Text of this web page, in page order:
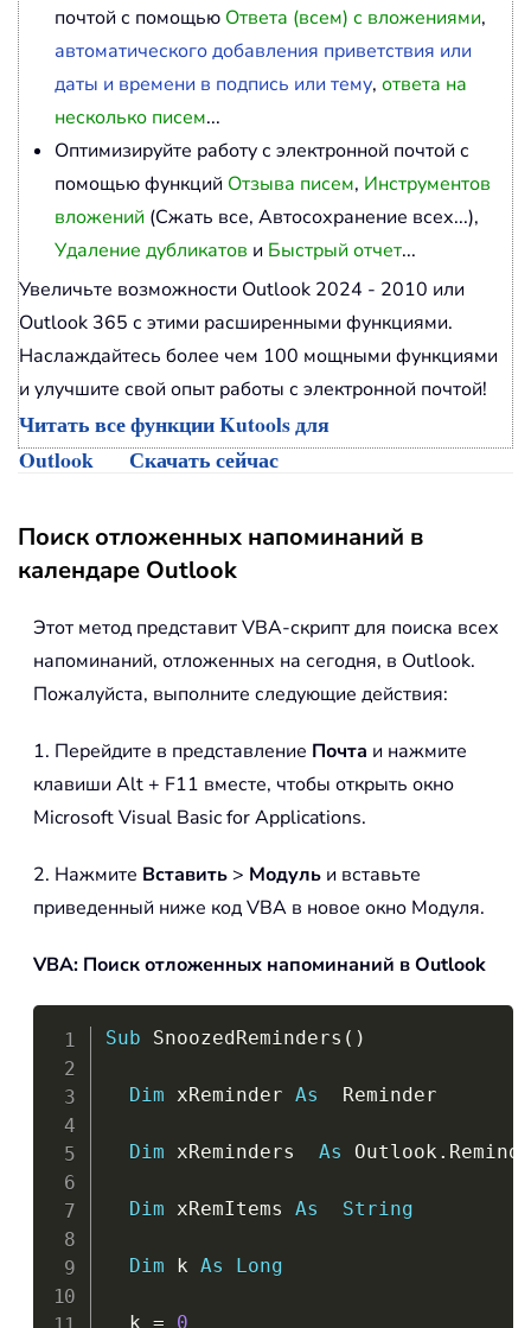
почтой с помощью Ответа (всем) с вложениями,
автоматического добавления приветствия или
даты и времени в подпись или тему, ответа на
несколько писем...
Оптимизируйте работу с электронной почтой с
помощью функций Отзыва писем, Инструментов
вложений (Сжать все, Автосохранение всех...),
Удаление дубликатов и Быстрый отчет...
Увеличьте возможности Outlook 2024 - 2010 или
Outlook 365 с этими расширенными функциями.
Наслаждайтесь более чем 100 мощными функциями
и улучшите свой опыт работы с электронной почтой!
Читать все функции Kutools для
Outlook
Скачать сейчас
Поиск отложенных напоминаний в
календаре Outlook
Этот метод представит VBA-скрипт для поиска всех
напоминаний, отложенных на сегодня, в Outlook.
Пожалуйста, выполните следующие действия:
1. Перейдите в представление Почта и нажмите
клавиши Alt + F11 вместе, чтобы открыть окно
Microsoft Visual Basic for Applications.
2. Нажмите Вставить > Модуль и вставьте
приведенный ниже код VBA в новое окно Модуля.
VBA: Поиск отложенных напоминаний в Outlook
Sub SnoozedReminders ( )
Dim xReminder As
  Reminder
Dim xReminders As Outlook .
Dim xRemItems As String
Dim k As Long
  k
= 0